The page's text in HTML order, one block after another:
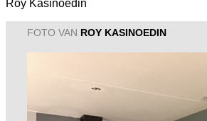
Roy Kasinoedin
FOTO VAN ROY KASINOEDIN